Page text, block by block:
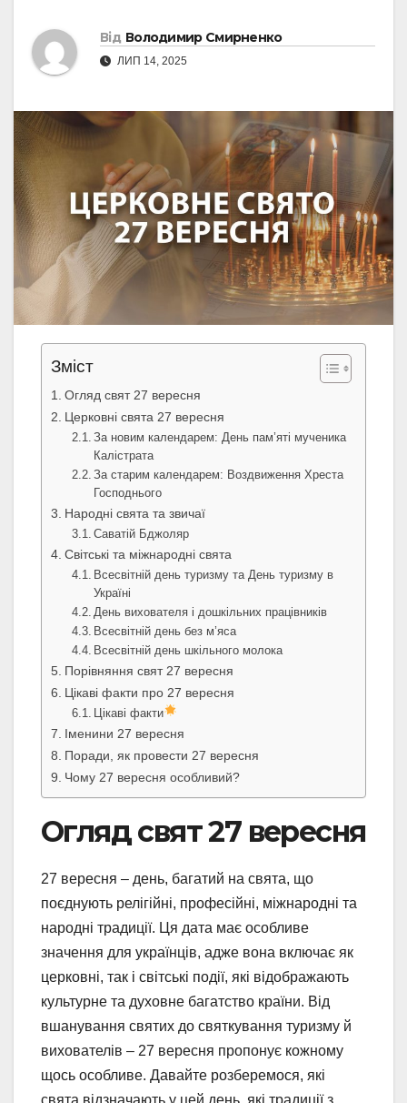
Від Володимир Смирненко
ЛИП 14, 2025
Зміст
Огляд свят 27 вересня
Церковні свята 27 вересня
За новим календарем: День пам’яті мученика
Калістрата
За старим календарем: Воздвиження Хреста
Господнього
Народні свята та звичаї
Саватій Бджоляр
Світські та міжнародні свята
Всесвітній день туризму та День туризму в
Україні
День вихователя і дошкільних працівників
Всесвітній день без м’яса
Всесвітній день шкільного молока
Порівняння свят 27 вересня
Цікаві факти про 27 вересня
Цікаві факти
Іменини 27 вересня
Поради, як провести 27 вересня
Чому 27 вересня особливий?
Огляд свят 27 вересня
27 вересня – день, багатий на свята, що
поєднують релігійні, професійні, міжнародні та
народні традиції. Ця дата має особливе
значення для українців, адже вона включає як
церковні, так і світські події, які відображають
культурне та духовне багатство країни. Від
вшанування святих до святкування туризму й
вихователів – 27 вересня пропонує кожному
щось особливе. Давайте розберемося, які
свята відзначають у цей день, які традиції з